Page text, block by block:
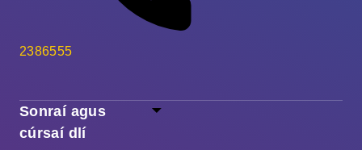
Sonraí agus
cúrsaí dlí
2386555